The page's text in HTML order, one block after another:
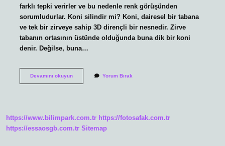
farklı tepki verirler ve bu nedenle renk görüşünden
sorumludurlar. Koni silindir mi? Koni, dairesel bir tabana
ve tek bir zirveye sahip 3D dirençli bir nesnedir. Zirve
tabanın ortasının üstünde olduğunda buna dik bir koni
denir. Değilse, buna…
Devamını okuyunArabada
Yorum Bırak
https://www.bilimpark.com.tr https://fotosafak.com.tr
https://essaosgb.com.tr Sitemap